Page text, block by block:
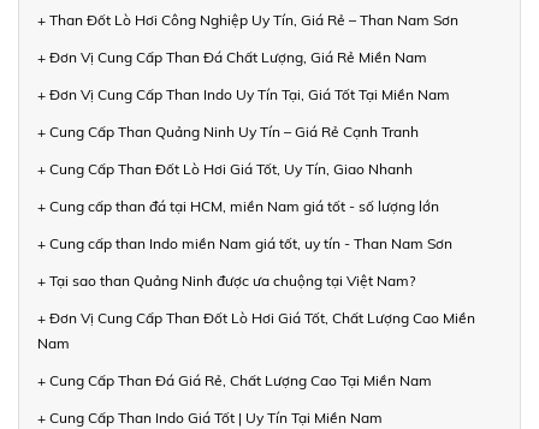
+ Than Đốt Lò Hơi Công Nghiệp Uy Tín, Giá Rẻ – Than Nam Sơn
+ Đơn Vị Cung Cấp Than Đá Chất Lượng, Giá Rẻ Miền Nam
+ Đơn Vị Cung Cấp Than Indo Uy Tín Tại, Giá Tốt Tại Miền Nam
+ Cung Cấp Than Quảng Ninh Uy Tín – Giá Rẻ Cạnh Tranh
+ Cung Cấp Than Đốt Lò Hơi Giá Tốt, Uy Tín, Giao Nhanh
+ Cung cấp than đá tại HCM, miền Nam giá tốt - số lượng lớn
+ Cung cấp than Indo miền Nam giá tốt, uy tín - Than Nam Sơn
+ Tại sao than Quảng Ninh được ưa chuộng tại Việt Nam?
+ Đơn Vị Cung Cấp Than Đốt Lò Hơi Giá Tốt, Chất Lượng Cao Miền
Nam
+ Cung Cấp Than Đá Giá Rẻ, Chất Lượng Cao Tại Miền Nam
+ Cung Cấp Than Indo Giá Tốt | Uy Tín Tại Miền Nam